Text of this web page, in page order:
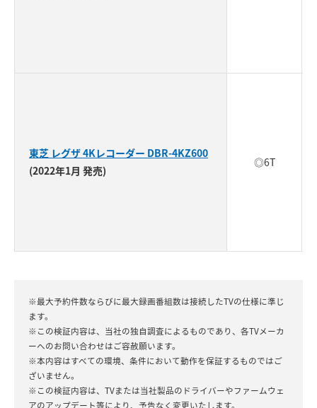
東芝 レグザ 4Kレコーダー DBR-4KZ600
(2022年1月 発売)
◎6T
※最大予約件数ならびに最大録画番組数は接続したTVの仕様に準じ
ます。
※この検証内容は、当社の独自調査によるものであり、各TVメーカ
ーへのお問い合わせはご容赦願います。
※本内容はすべての環境、条件において動作を保証するものではご
ざいません。
※この検証内容は、TVまたは当社製品のドライバーやファームウェ
アのアップデート等により、予告なく変更いたします。